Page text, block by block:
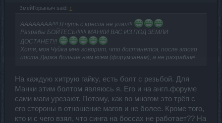
ЗмейГорыныч said: ↑
АААААААА!!!! Я чуть с кресла не упал!!!
Разрабы БОЙТЕСЬ!!!!!!! МАНКИ ВАС ИЗ ПОД ЗЕМЛИ
ДОСТАНЕТ!!!
Хотя, моя Чуйка мне говорит, что достанется, после этого
поста Дарка больше нам всем (форумчанам), а не разрабам!
На каждую хитрую гайку, есть болт с резьбой. Для
Манки этим болтом являюсь я. Его и на англ.форуме
сами маги урезают. Потому, как во многом это трёп с
его стороны в отношение магов и не более. Кроме того,
кто и с чего взял, что синга на боссах не работает?? На